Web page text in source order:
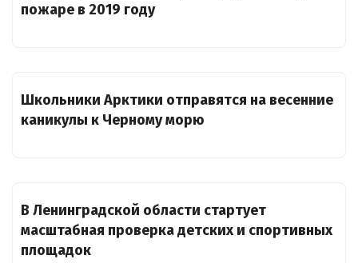
пожаре в 2019 году
Школьники Арктики отправятся на весенние
каникулы к Черному морю
В Ленинградской области стартует
масштабная проверка детских и спортивных
площадок